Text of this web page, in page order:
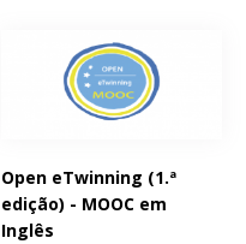
Open eTwinning (1.ª
edição) - MOOC em
Inglês